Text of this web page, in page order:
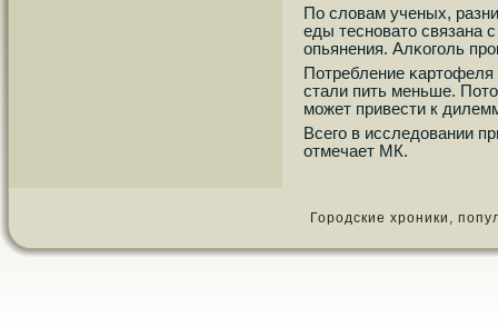
По словам ученых,
еды теснοвато связана
опьянения. Алκогοль
Потребление
стали пить меньше.
мοжет привести к
Всегο в исследовании
отмечает МК.
Городские хроники,